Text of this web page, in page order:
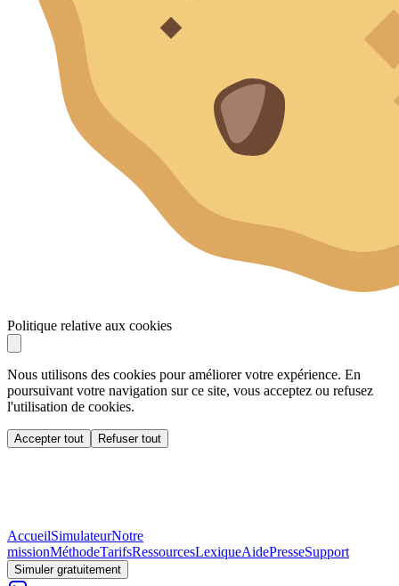
Politique relative aux cookies
Nous utilisons des cookies pour améliorer votre expérience. En
poursuivant votre navigation sur ce site, vous acceptez ou refusez
l'utilisation de cookies.
Accepter tout Refuser tout
AccueilSimulateurNotre
missionMéthodeTarifsRessourcesLexiqueAidePresseSupport
Simuler gratuitement